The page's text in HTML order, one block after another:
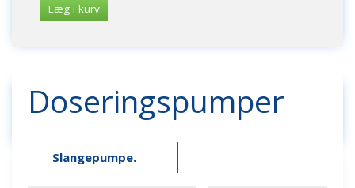
Læg i kurv
Doseringspumper
Slangepumpe.